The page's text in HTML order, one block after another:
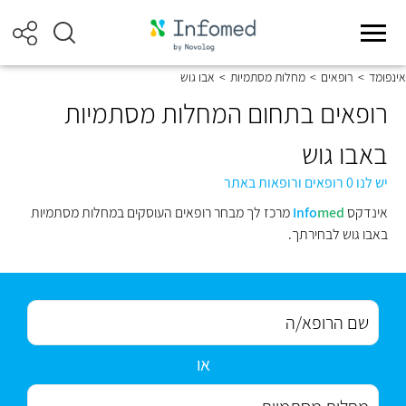
אינפומד > רופאים > מחלות מסתמיות > אבו גוש
רופאים בתחום המחלות מסתמיות
באבו גוש
יש לנו 0 רופאים ורופאות באתר
אינדקס
Infomed
מרכז לך מבחר רופאים העוסקים במחלות מסתמיות
באבו גוש לבחירתך.
או